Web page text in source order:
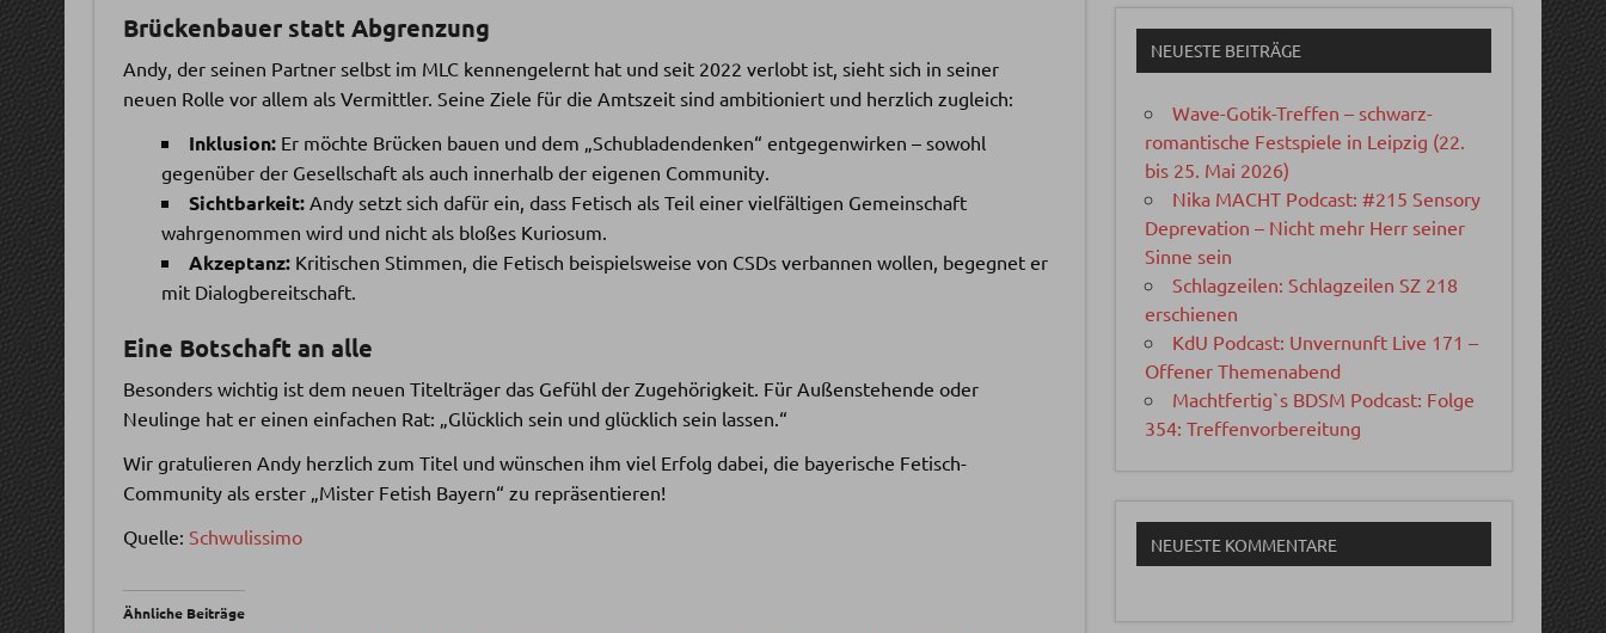
Brückenbauer statt Abgrenzung
Andy, der seinen Partner selbst im MLC kennengelernt hat und seit 2022 verlobt ist, sieht sich in seiner
neuen Rolle vor allem als Vermittler. Seine Ziele für die Amtszeit sind ambitioniert und herzlich zugleich:
Inklusion:Er möchte Brücken bauen und dem „Schubladendenken“ entgegenwirken – sowohl
gegenüber der Gesellschaft als auch innerhalb der eigenen Community.
Sichtbarkeit:Andy setzt sich dafür ein, dass Fetisch als Teil einer vielfältigen Gemeinschaft
wahrgenommen wird und nicht als bloßes Kuriosum.
Akzeptanz:Kritischen Stimmen, die Fetisch beispielsweise von CSDs verbannen wollen, begegnet er
mit Dialogbereitschaft.
Eine Botschaft an alle
Besonders wichtig ist dem neuen Titelträger das Gefühl der Zugehörigkeit. Für Außenstehende oder
Neulinge hat er einen einfachen Rat: „Glücklich sein und glücklich sein lassen.“
Wir gratulieren Andy herzlich zum Titel und wünschen ihm viel Erfolg dabei, die bayerische Fetisch-
Community als erster „Mister Fetish Bayern“ zu repräsentieren!
Quelle: Schwulissimo
Ähnliche Beiträge
NEUESTE BEITRÄGE
Wave-Gotik-Treffen – schwarz-
romantische Festspiele in Leipzig (22.
bis 25. Mai 2026)
Nika MACHT Podcast: #215 Sensory
Deprevation – Nicht mehr Herr seiner
Sinne sein
Schlagzeilen: Schlagzeilen SZ 218
erschienen
KdU Podcast: Unvernunft Live 171 –
Offener Themenabend
Machtfertig`s BDSM Podcast: Folge
354: Treffenvorbereitung
NEUESTE KOMMENTARE